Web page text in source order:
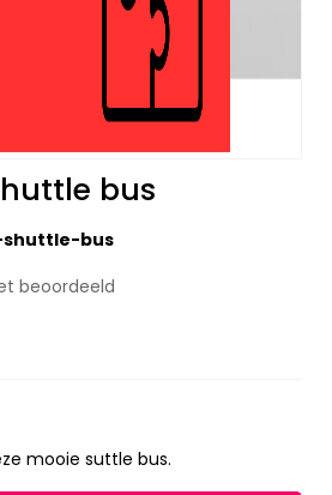
bus
bus
beoordeeld
mooie suttle bus.